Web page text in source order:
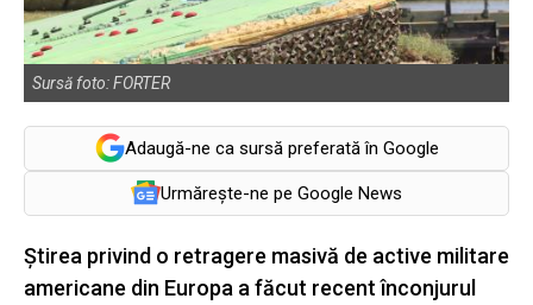
Sursă foto: FORTER
Adaugă-ne ca sursă preferată în Google
Urmărește-ne pe Google News
Știrea privind o retragere masivă de active militare
americane din Europa a făcut recent înconjurul